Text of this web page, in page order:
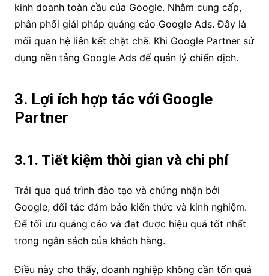
kinh doanh toàn cầu của Google. Nhằm cung cấp,
phân phối giải pháp quảng cáo Google Ads. Đây là
mối quan hệ liên kết chặt chẽ. Khi Google Partner sử
dụng nền tảng Google Ads để quản lý chiến dịch.
3. Lợi ích hợp tác với Google
Partner
3.1. Tiết kiệm thời gian và chi phí
Trải qua quá trình đào tạo và chứng nhận bởi
Google, đối tác đảm bảo kiến thức và kinh nghiệm.
Để tối ưu quảng cáo và đạt được hiệu quả tốt nhất
trong ngân sách của khách hàng.
Điều này cho thấy, doanh nghiệp không cần tốn quá